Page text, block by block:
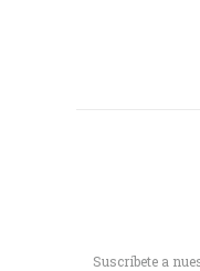
Suscríbete a